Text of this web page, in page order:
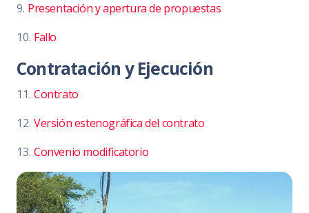
9. Presentación y apertura de propuestas
10. Fallo
Contratación y Ejecución
11. Contrato
12. Versión estenográfica del contrato
13. Convenio modificatorio